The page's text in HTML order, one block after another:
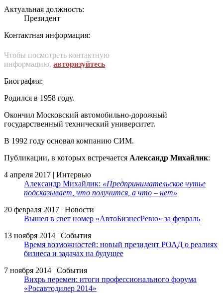
Актуальная должность:
Президент
Контактная информация:
Чтобы посмотреть контактную
информацию, авторизуйтесь
Биография:
Родился в 1958 году.
Окончил Московский автомобильно-дорожный
государственный технический университет.
В 1992 году основал компанию СИМ.
Публикации, в которых встречается Александр Михайлик:
4 апреля 2017 | Интервью
Александр Михайлик: «Предпринимательское чутье
подсказывает, что получится, а что – нет»
20 февраля 2017 | Новости
Вышел в свет номер «АвтоБизнесРевю» за февраль
13 ноября 2014 | События
Время возможностей: новый президент РОАД о реалиях
бизнеса и задачах на будущее
7 ноября 2014 | События
Вихрь перемен: итоги профессионального форума
«Росавтодилер 2014»